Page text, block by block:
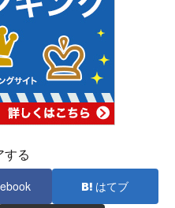
する
はてブ